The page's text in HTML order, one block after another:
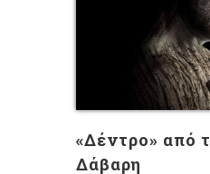
«Δέντρο» από
Δάβαρη